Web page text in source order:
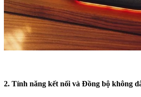
2. Tính năng kết nối và Đồng bộ không